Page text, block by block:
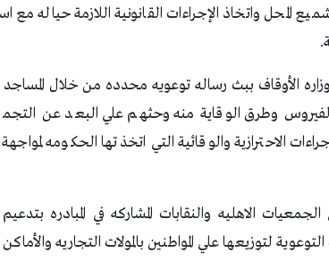
المحل واتخاذ الإجراءات القانونية اللازمة حياله
الأوقاف ببث رساله توعويه محدده من خلال
الفيروس وطرق الوقاية منه وحثهم علي البعد عن
الاحترازية والوقائية التي اتخذتها الحكومه
الاهليه والنقابات المشاركه في المبادره
لتوزيعها علي المواطنين بالمولات التجاريه